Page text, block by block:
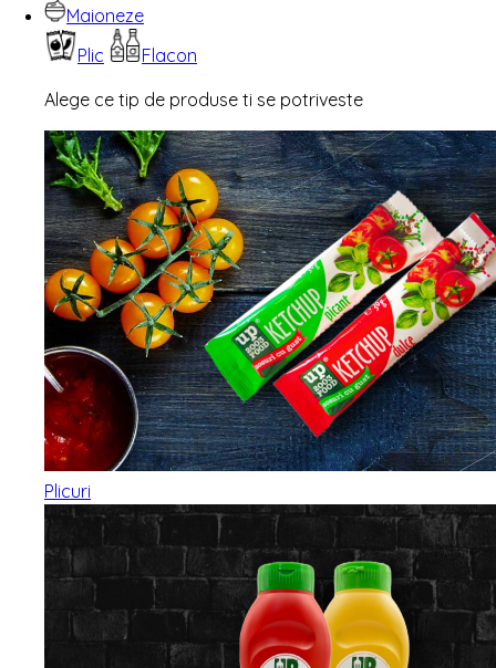
Maioneze
Plic
Flacon
Alege ce tip de produse ti se potriveste
Plicuri